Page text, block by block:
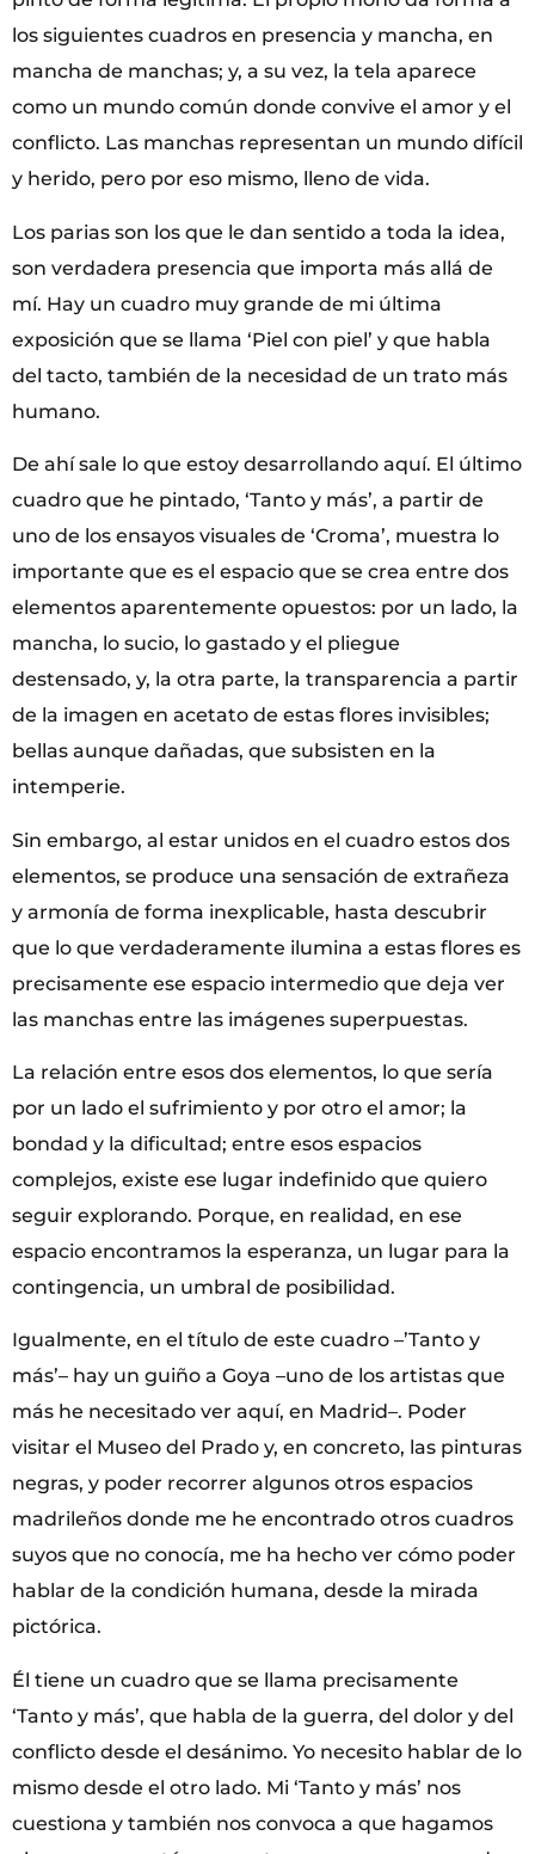
los siguientes cuadros en presencia y mancha, en
mancha de manchas; y, a su vez, la tela aparece
como un mundo común donde convive el amor y el
conflicto. Las manchas representan un mundo difícil
y herido, pero por eso mismo, lleno de vida.
Los parias son los que le dan sentido a toda la idea,
son verdadera presencia que importa más allá de
mí. Hay un cuadro muy grande de mi última
exposición que se llama ‘Piel con piel’ y que habla
del tacto, también de la necesidad de un trato más
humano.
De ahí sale lo que estoy desarrollando aquí. El último
cuadro que he pintado, ‘Tanto y más’, a partir de
uno de los ensayos visuales de ‘Croma’, muestra lo
importante que es el espacio que se crea entre dos
elementos aparentemente opuestos: por un lado, la
mancha, lo sucio, lo gastado y el pliegue
destensado, y, la otra parte, la transparencia a partir
de la imagen en acetato de estas flores invisibles;
bellas aunque dañadas, que subsisten en la
intemperie.
Sin embargo, al estar unidos en el cuadro estos dos
elementos, se produce una sensación de extrañeza
y armonía de forma inexplicable, hasta descubrir
que lo que verdaderamente ilumina a estas flores es
precisamente ese espacio intermedio que deja ver
las manchas entre las imágenes superpuestas.
La relación entre esos dos elementos, lo que sería
por un lado el sufrimiento y por otro el amor; la
bondad y la dificultad; entre esos espacios
complejos, existe ese lugar indefinido que quiero
seguir explorando. Porque, en realidad, en ese
espacio encontramos la esperanza, un lugar para la
contingencia, un umbral de posibilidad.
Igualmente, en el título de este cuadro –’Tanto y
más’– hay un guiño a Goya –uno de los artistas que
más he necesitado ver aquí, en Madrid–. Poder
visitar el Museo del Prado y, en concreto, las pinturas
negras, y poder recorrer algunos otros espacios
madrileños donde me he encontrado otros cuadros
suyos que no conocía, me ha hecho ver cómo poder
hablar de la condición humana, desde la mirada
pictórica.
Él tiene un cuadro que se llama precisamente
‘Tanto y más’, que habla de la guerra, del dolor y del
conflicto desde el desánimo. Yo necesito hablar de lo
mismo desde el otro lado. Mi ‘Tanto y más’ nos
cuestiona y también nos convoca a que hagamos